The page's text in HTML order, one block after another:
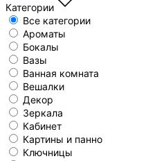
Категории
Все категории
Ароматы
Бокалы
Вазы
Ванная комната
Вешалки
Декор
Зеркала
Кабинет
Картины и панно
Ключницы